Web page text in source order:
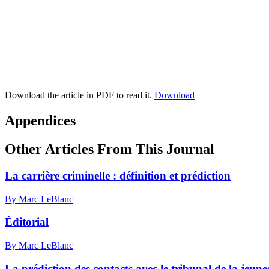
Download the article in PDF to read it. Download
Appendices
Other Articles From This Journal
La carrière criminelle : définition et prédiction
By Marc LeBlanc
Éditorial
By Marc LeBlanc